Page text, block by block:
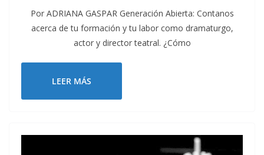
Por ADRIANA GASPAR Generación Abierta: Contanos
acerca de tu formación y tu labor como dramaturgo,
actor y director teatral. ¿Cómo
LEER MÁS